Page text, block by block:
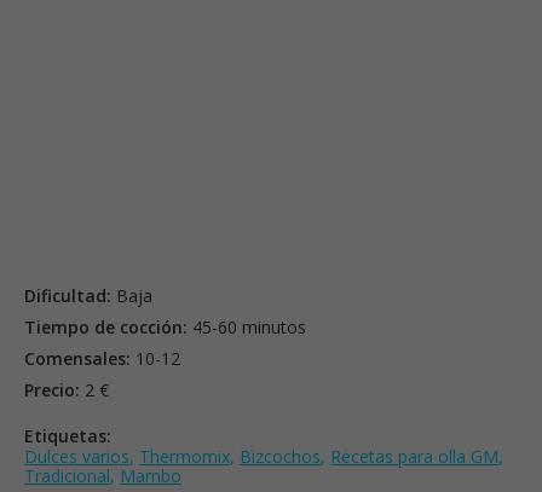
Dificultad: Baja
Tiempo de cocción: 45-60 minutos
Comensales: 10-12
Precio: 2 €
Etiquetas:
Dulces varios, Thermomix, Bizcochos, Recetas para olla GM,
Tradicional, Mambo